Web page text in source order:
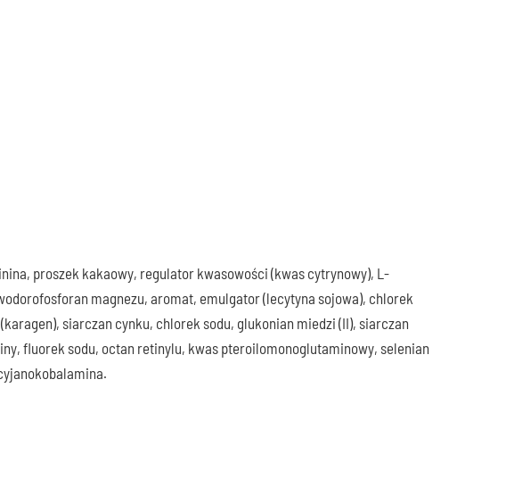
proszek kakaowy, regulator kwasowości (kwas cytrynowy), L-
magnezu, aromat, emulgator (lecytyna sojowa), chlorek
siarczan cynku, chlorek sodu, glukonian miedzi (II), siarczan
fluorek sodu, octan retinylu, kwas pteroilomonoglutaminowy, selenian